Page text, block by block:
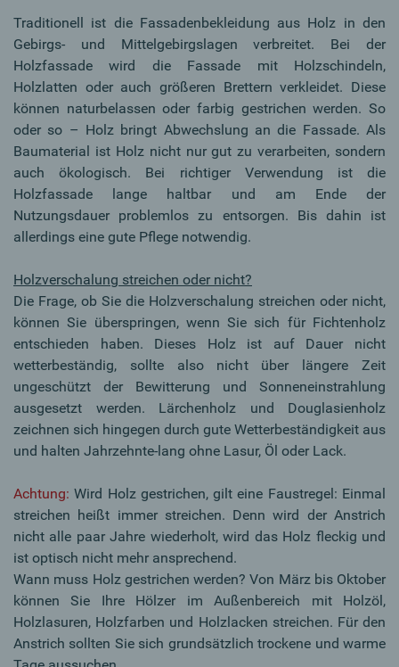
Traditionell ist die Fassadenbekleidung aus Holz in den
Gebirgs- und Mittelgebirgslagen verbreitet. Bei der
Holzfassade wird die Fassade mit Holzschindeln,
Holzlatten oder auch größeren Brettern verkleidet. Diese
können naturbelassen oder farbig gestrichen werden. So
oder so – Holz bringt Abwechslung an die Fassade. Als
Baumaterial ist Holz nicht nur gut zu verarbeiten, sondern
auch ökologisch. Bei richtiger Verwendung ist die
Holzfassade lange haltbar und am Ende der
Nutzungsdauer problemlos zu entsorgen. Bis dahin ist
allerdings eine gute Pflege notwendig.
Holzverschalung streichen oder nicht?
Die Frage, ob Sie die Holzverschalung streichen oder nicht,
können Sie überspringen, wenn Sie sich für Fichtenholz
entschieden haben. Dieses Holz ist auf Dauer nicht
wetterbeständig, sollte also nicht über längere Zeit
ungeschützt der Bewitterung und Sonneneinstrahlung
ausgesetzt werden. Lärchenholz und Douglasienholz
zeichnen sich hingegen durch gute Wetterbeständigkeit aus
und halten Jahrzehnte-lang ohne Lasur, Öl oder Lack.
Achtung: Wird Holz gestrichen, gilt eine Faustregel: Einmal
streichen heißt immer streichen. Denn wird der Anstrich
nicht alle paar Jahre wiederholt, wird das Holz fleckig und
ist optisch nicht mehr ansprechend.
Wann muss Holz gestrichen werden? Von März bis Oktober
können Sie Ihre Hölzer im Außenbereich mit Holzöl,
Holzlasuren, Holzfarben und Holzlacken streichen. Für den
Anstrich sollten Sie sich grundsätzlich trockene und warme